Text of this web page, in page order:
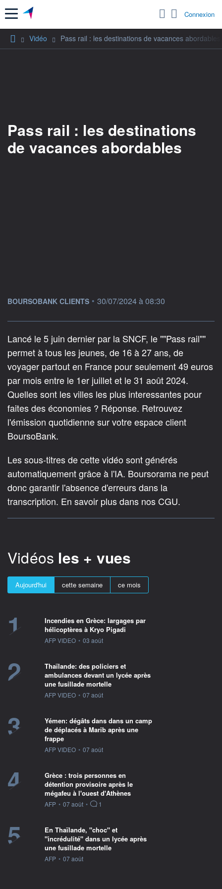
Menu Connexion
Vidéo Pass rail : les destinations de vacances abordables
Pass rail : les destinations
de vacances abordables
information fournie par
BOURSOBANK CLIENTS • 30/07/2024 à 08:30
Lancé le 5 juin dernier par la SNCF, le ""Pass rail""
permet à tous les jeunes, de 16 à 27 ans, de
voyager partout en France pour seulement 49 euros
par mois entre le 1er juillet et le 31 août 2024.
Quelles sont les villes les plus interessantes pour
faites des économies ? Réponse. Retrouvez
l'émission quotidienne sur votre espace client
BoursoBank.
Les sous-titres de cette vidéo sont générés
automatiquement grâce à l'IA. Boursorama ne peut
donc garantir l'absence d'erreurs dans la
transcription. En savoir plus dans nos CGU.
Vidéos les + vues
Aujourd'hui cette semaine ce mois
1
Incendies en Grèce: largages par
hélicoptères à Kryo Pigadi
information fournie par
AFP VIDEO • 03 août
2
Thaïlande: des policiers et
ambulances devant un lycée après
une fusillade mortelle
information fournie par
AFP VIDEO • 07 août
3
Yémen: dégâts dans dans un camp
de déplacés à Marib après une
frappe
information fournie par
AFP VIDEO • 07 août
4
Grèce : trois personnes en
détention provisoire après le
mégafeu à l'ouest d'Athènes
information fournie par
AFP • 07 août • 1
5
En Thaïlande, "choc" et
"incrédulité" dans un lycée après
une fusillade mortelle
information fournie par
AFP • 07 août